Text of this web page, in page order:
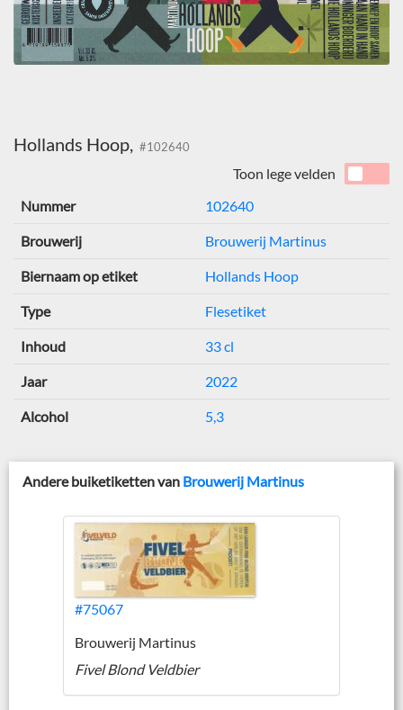
Hollands Hoop, #102640
Toon lege velden
Nummer
102640
Brouwerij Brouwerij Martinus
Biernaam op etiket Hollands Hoop
Type Flesetiket
Inhoud 33 cl
Jaar 2022
Alcohol 5,3
Andere buiketiketten van Brouwerij Martinus
#75067
Brouwerij Martinus
Fivel Blond Veldbier